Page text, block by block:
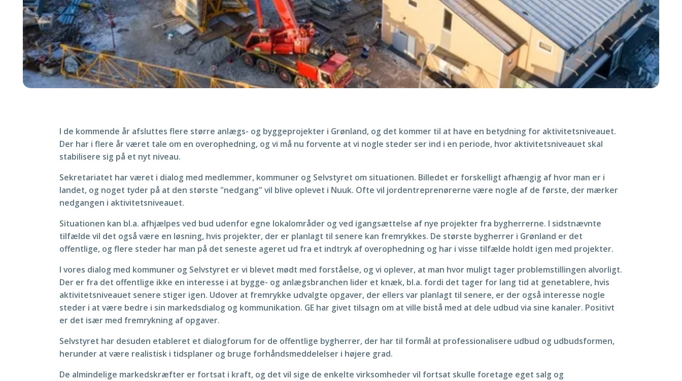
I de kommende år afsluttes flere større anlægs- og byggeprojekter i Grønland, og det kommer til at have en betydning for aktivitetsniveauet.
Der har i flere år været tale om en overophedning, og vi må nu forvente at vi nogle steder ser ind i en periode, hvor aktivitetsniveauet skal
stabilisere sig på et nyt niveau.
Sekretariatet har været i dialog med medlemmer, kommuner og Selvstyret om situationen. Billedet er forskelligt afhængig af hvor man er i
landet, og noget tyder på at den største "nedgang" vil blive oplevet i Nuuk. Ofte vil jordentreprenørerne være nogle af de første, der mærker
nedgangen i aktivitetsniveauet.
Situationen kan bl.a. afhjælpes ved bud udenfor egne lokalområder og ved igangsættelse af nye projekter fra bygherrerne. I sidstnævnte
tilfælde vil det også være en løsning, hvis projekter, der er planlagt til senere kan fremrykkes. De største bygherrer i Grønland er det
offentlige, og flere steder har man på det seneste ageret ud fra et indtryk af overophedning og har i visse tilfælde holdt igen med projekter.
I vores dialog med kommuner og Selvstyret er vi blevet mødt med forståelse, og vi oplever, at man hvor muligt tager problemstillingen alvorligt.
Der er fra det offentlige ikke en interesse i at bygge- og anlægsbranchen lider et knæk, bl.a. fordi det tager for lang tid at genetablere, hvis
aktivitetsniveauet senere stiger igen. Udover at fremrykke udvalgte opgaver, der ellers var planlagt til senere, er der også interesse nogle
steder i at være bedre i sin markedsdialog og kommunikation. GE har givet tilsagn om at ville bistå med at dele udbud via sine kanaler. Positivt
er det især med fremrykning af opgaver.
Selvstyret har desuden etableret et dialogforum for de offentlige bygherrer, der har til formål at professionalisere udbud og udbudsformen,
herunder at være realistisk i tidsplaner og bruge forhåndsmeddelelser i højere grad.
De almindelige markedskræfter er fortsat i kraft, og det vil sige de enkelte virksomheder vil fortsat skulle foretage eget salg og